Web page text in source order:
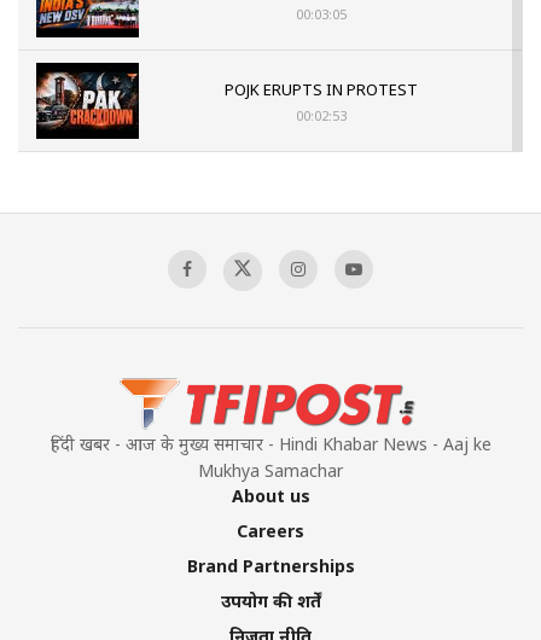
00:03:05
POJK ERUPTS IN PROTEST
00:02:53
Sagar
हिंदी खबर - आज के मुख्य समाचार - Hindi Khabar News - Aaj ke
Mukhya Samachar
About us
Careers
Brand Partnerships
उपयोग की शर्तें